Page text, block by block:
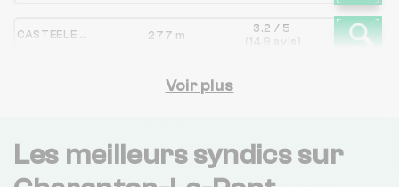
CASTEELE S A R L 277 m
3.2 / 5
(149 avis)
351 m
GROUPE VENDOME 1 km
3.7 / 5
Voir plus
Les meilleurs syndics sur